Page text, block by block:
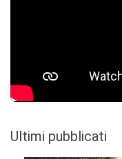
Ultimi pubblicati